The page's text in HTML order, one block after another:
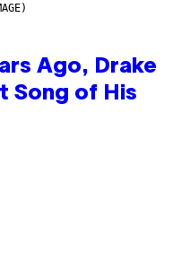
Ago, Drake
Song of His